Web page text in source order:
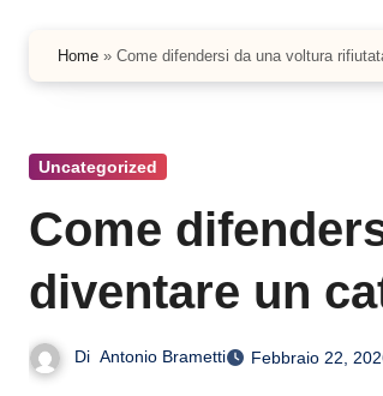
Home » Come difendersi da una voltura
Uncategorized
Come
diventare un
Di Antonio Brametti Febbraio 22,